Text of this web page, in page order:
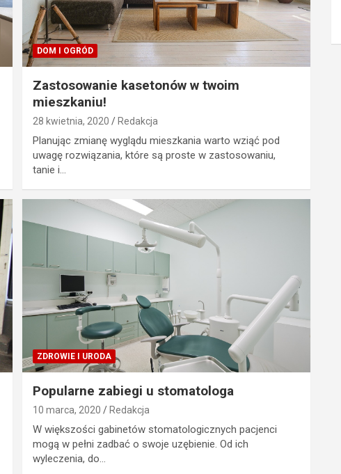
DOM I OGRÓD
Zastosowanie kasetonów w twoim
mieszkaniu!
28 kwietnia, 2020 Redakcja
Planując zmianę wyglądu mieszkania warto wziąć pod
uwagę rozwiązania, które są proste w zastosowaniu,
tanie i…
ZDROWIE I URODA
Popularne zabiegi u stomatologa
10 marca, 2020 Redakcja
W większości gabinetów stomatologicznych pacjenci
mogą w pełni zadbać o swoje uzębienie. Od ich
wyleczenia, do…